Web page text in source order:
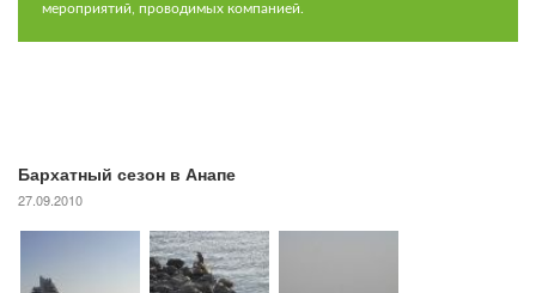
мероприятий, проводимых компанией.
Бархатный сезон в Анапе
27.09.2010